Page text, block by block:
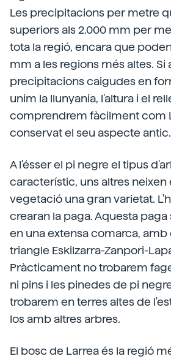
Les precipitacions per metre
superiors als 2.000 mm per
tota la regió, encara que
mm a les regions més altes. Si
precipitacions caigudes en
unim la llunyania, l'altura i el
comprendrem fàcilment com
conservat el seu aspecte antic.
A l'ésser el pi negre el tipus
característic, uns altres neixen
vegetació una gran varietat.
crearan la paga. Aquesta paga
en una extensa comarca, amb
triangle Eskilzarra-Zanpori-
Pràcticament no trobarem
ni pins i les pinedes de pi
trobarem en terres altes de
los amb altres arbres.
El bosc de Larrea és la regió